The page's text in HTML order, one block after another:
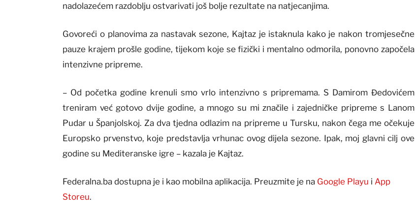
nadolazećem razdoblju ostvarivati još bolje rezultate na natjecanjima.
Govoreći o planovima za nastavak sezone, Kajtaz je istaknula kako je nakon tromjesečne
pauze krajem prošle godine, tijekom koje se fizički i mentalno odmorila, ponovno započela
intenzivne pripreme.
– Od početka godine krenuli smo vrlo intenzivno s pripremama. S Damirom Đedovićem
treniram već gotovo dvije godine, a mnogo su mi značile i zajedničke pripreme s Lanom
Pudar u Španjolskoj. Za dva tjedna odlazim na pripreme u Tursku, nakon čega me očekuje
Europsko prvenstvo, koje predstavlja vrhunac ovog dijela sezone. Ipak, moj glavni cilj ove
godine su Mediteranske igre – kazala je Kajtaz.
Federalna.ba dostupna je i kao mobilna aplikacija. Preuzmite je na Google Playu iApp
Storeu.